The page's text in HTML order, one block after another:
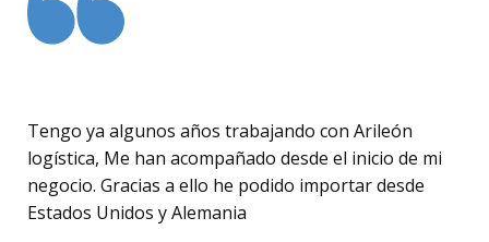
Tengo ya algunos años trabajando con Arileón
logística, Me han acompañado desde el inicio de mi
negocio. Gracias a ello he podido importar desde
Estados Unidos y Alemania